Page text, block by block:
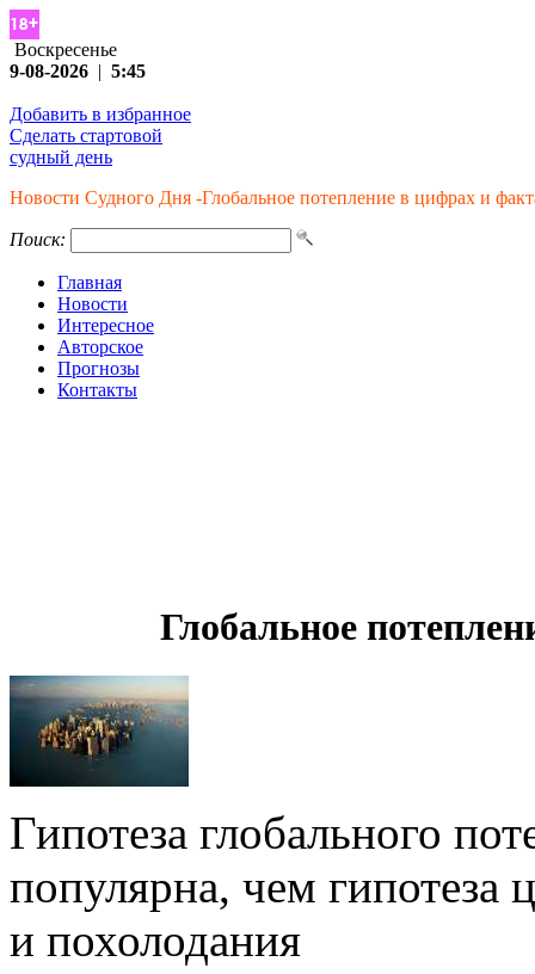
Воскресенье
9-08-2026 | 5:45
Добавить в избранное
Сделать стартовой
судный день
Новости Судного Дня -Глобальное потепление в цифрах и
Поиск:
Главная
Новости
Интересное
Авторское
Прогнозы
Контакты
Глобальное
Гипотеза глобального
популярна, чем гипотеза
и похолодания